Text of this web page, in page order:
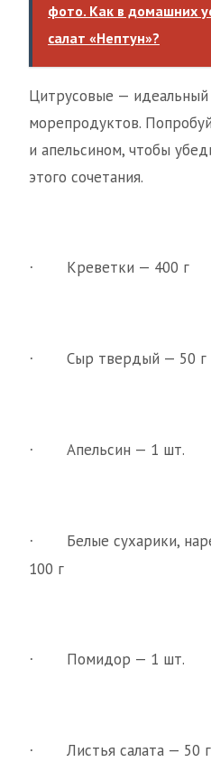
фото. Как в домашних
салат «Нептун»?
Цитрусовые —
морепродуктов.
и апельсином, чтобы
этого сочетания.
· Креветки — 400 г
· Сыр твердый — 50 г
· Апельсин — 1 шт.
·
Белые сухарики,
100 г
· Помидор — 1 шт.
· Листья салата — 50 г